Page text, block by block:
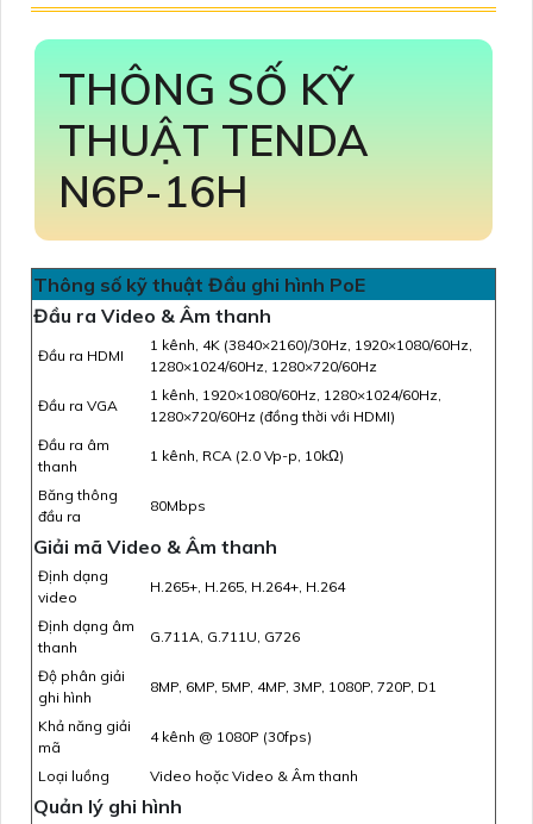
THÔNG SỐ KỸ
THUẬT TENDA
N6P-16H
Thông số kỹ thuật Đầu ghi hình PoE
Đầu ra Video & Âm thanh
Đầu ra HDMI
1 kênh, 4K (3840×2160)/30Hz, 1920×1080/60Hz,
1280×1024/60Hz, 1280×720/60Hz
Đầu ra VGA
1 kênh, 1920×1080/60Hz, 1280×1024/60Hz,
1280×720/60Hz (đồng thời với HDMI)
Đầu ra âm
thanh
1 kênh, RCA (2.0 Vp-p, 10kΩ)
Băng thông
đầu ra
80Mbps
Giải mã Video & Âm thanh
Định dạng
video
H.265+, H.265, H.264+, H.264
Định dạng âm
thanh
G.711A, G.711U, G726
Độ phân giải
ghi hình
8MP, 6MP, 5MP, 4MP, 3MP, 1080P, 720P, D1
Khả năng giải
mã
4 kênh @ 1080P (30fps)
Loại luồng Video hoặc Video & Âm thanh
Quản lý ghi hình